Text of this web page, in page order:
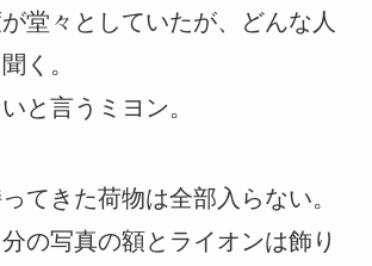
堂々としていたが、どんな人
く。
と言うミヨン。
てきた荷物は全部入らない。
の写真の額とライオンは飾り